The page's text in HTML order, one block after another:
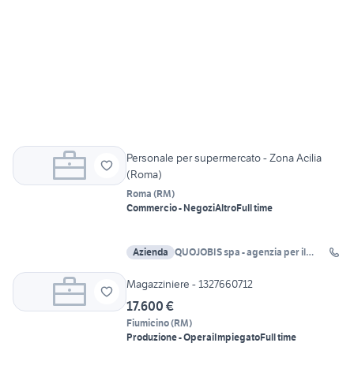
Personale per supermercato - Zona Acilia
(Roma)
Roma (RM)
Commercio - NegoziAltroFull time
Azienda QUOJOBIS spa - agenzia per il
Magazziniere - 1327660712
17.600 €
Fiumicino(RM)
Produzione - OperaiImpiegatoFull time